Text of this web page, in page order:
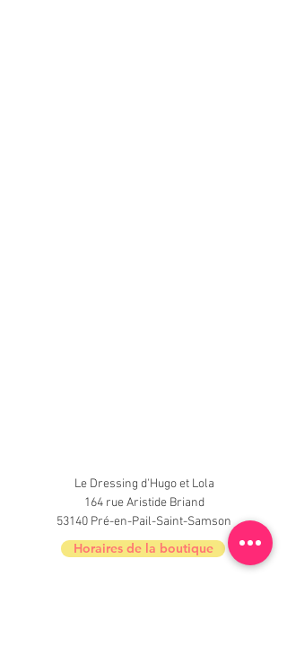
Le Dressing d'Hugo et Lola
164 rue Aristide Briand
53140 Pré-en-Pail-Saint-Samson
Horaires de la boutique